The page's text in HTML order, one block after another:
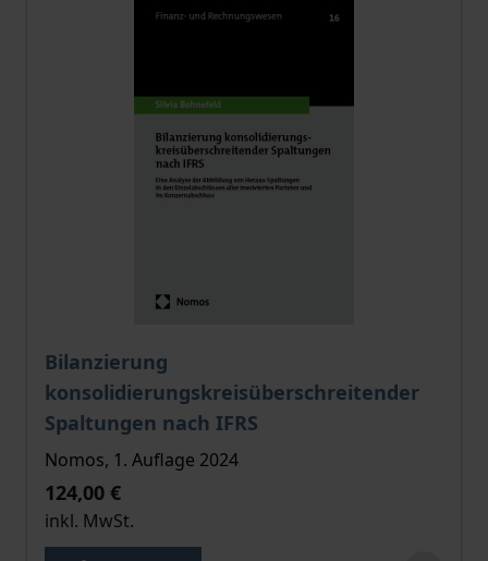
Bilanzierung
konsolidierungskreisüberschreitender
Spaltungen nach IFRS
Der Preis dieses Titels richtet sich nach der
Nomos, 1. Auflage 2024
124,00 €
inkl. MwSt.